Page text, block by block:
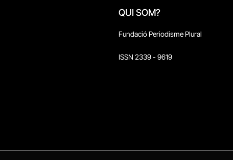
QUI SOM?
Fundació Periodisme Plural
ISSN 2339 - 9619